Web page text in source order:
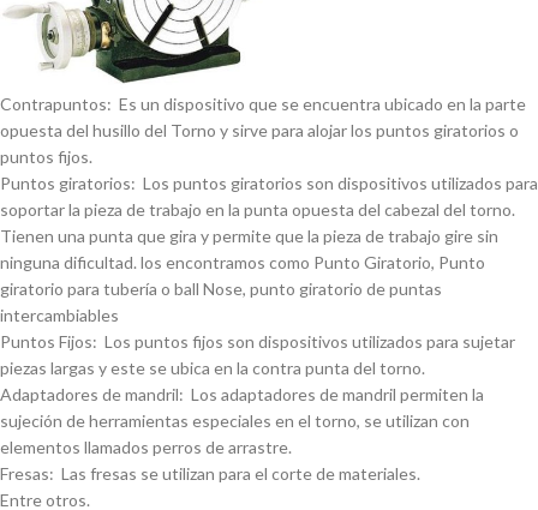
Contrapuntos: Es un dispositivo que se encuentra ubicado en la parte
opuesta del husillo del Torno y sirve para alojar los puntos giratorios o
puntos fijos.
Puntos giratorios: Los puntos giratorios son dispositivos utilizados para
soportar la pieza de trabajo en la punta opuesta del cabezal del torno.
Tienen una punta que gira y permite que la pieza de trabajo gire sin
ninguna dificultad. los encontramos como Punto Giratorio, Punto
giratorio para tuberí­a o ball Nose, punto giratorio de puntas
intercambiables
Puntos Fijos: Los puntos fijos son dispositivos utilizados para sujetar
piezas largas y este se ubica en la contra punta del torno.
Adaptadores de mandril: Los adaptadores de mandril permiten la
sujeción de herramientas especiales en el torno, se utilizan con
elementos llamados perros de arrastre.
Fresas: Las fresas se utilizan para el corte de materiales.
Entre otros.